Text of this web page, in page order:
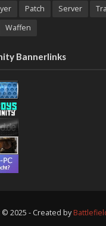
Patch Server
Waffen
Bannerlinks
2025 - Created by